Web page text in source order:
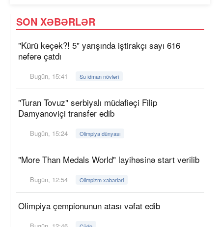
SON XƏBƏRLƏR
"Kürü keçək?! 5" yarışında iştirakçı sayı 616
nəfərə çatdı
Bugün, 15:41 Su idman növləri
"Turan Tovuz" serbiyalı müdafiəçi Filip
Damyanoviçi transfer edib
Bugün, 15:24 Olimpiya dünyası
"More Than Medals World" layihəsinə start verilib
Bugün, 12:54 Olimpizm xəbərləri
Olimpiya çempionunun atası vəfat edib